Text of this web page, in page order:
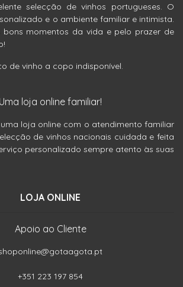
selecção de vinhos portugueses. O
e o ambiente familiar e intimista.
bons momentos da vida e pelo prazer de
de vinho a copo indisponível.
Uma loja online familiar!
loja online com o atendimento familiar
de vinhos nacionais cuidada e feita
personalizado sempre atento às suas
LOJA ONLINE
Apoio ao Cliente
+351 223 197 854